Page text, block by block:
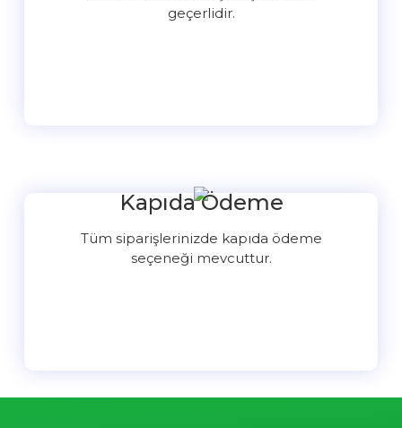
geçerlidir.
Kapıda Ödeme
Tüm siparişlerinizde kapıda ödeme
seçeneği mevcuttur.